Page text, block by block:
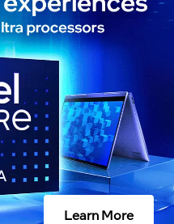
Learn More